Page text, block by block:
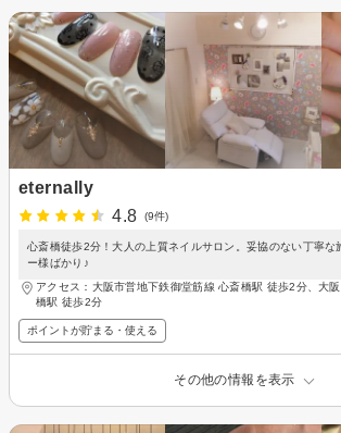
eternally
4.8
(9件)
心斎橋徒歩2分！大人の上質ネイルサロン。妥協のない丁寧な
ー様ばかり♪
アクセス：大阪市営地下鉄御堂筋線 心斎橋駅 徒歩2分、大
橋駅 徒歩2分
ポイントが貯まる・使える
その他の情報を表示